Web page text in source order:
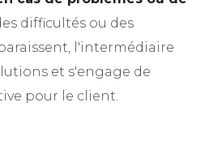
difficultés ou des
l'intermédiaire
et s'engage de
pour le client.